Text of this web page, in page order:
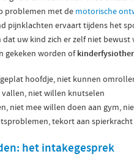
problemen met de motorische
pijnklachten ervaart tijdens het
uw kind zich er zelf niet
gekeken worden of
hoofdje, niet kunnen
niet willen knutselen
niet mee willen doen aan gym,
tekort aan spierkracht
het intakegesprek